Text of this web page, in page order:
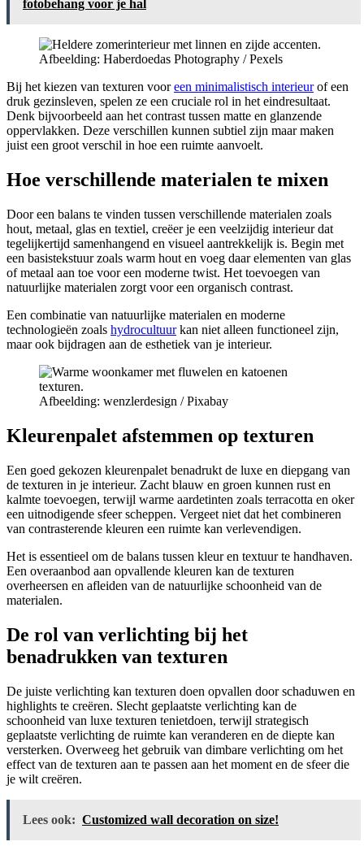
fotobehang voor je hal
Afbeelding: Haberdoedas Photography / Pexels
Bij het kiezen van texturen vooreen minimalistisch interieurof een
druk gezinsleven, spelen ze een cruciale rol in het eindresultaat.
Denk bijvoorbeeld aan het contrast tussen matte en glanzende
oppervlakken. Deze verschillen kunnen subtiel zijn maar maken
juist een groot verschil in hoe een ruimte aanvoelt.
Hoe verschillende materialen te mixen
Door een balans te vinden tussen verschillende materialen zoals
hout, metaal, glas en textiel, creëer je een veelzijdig interieur dat
tegelijkertijd samenhangend en visueel aantrekkelijk is. Begin met
een basistekstuur zoals warm hout en voeg daar elementen van glas
of metaal aan toe voor een moderne twist. Het toevoegen van
natuurlijke materialen zorgt voor een organisch contrast.
Een combinatie van natuurlijke materialen en moderne
technologieën zoals hydrocultuurkan niet alleen functioneel zijn,
maar ook bijdragen aan de esthetiek van je interieur.
Afbeelding: wenzlerdesign / Pixabay
Kleurenpalet afstemmen op texturen
Een goed gekozen kleurenpalet benadrukt de luxe en diepgang van
de texturen in je interieur. Zacht blauw en groen kunnen rust en
kalmte toevoegen, terwijl warme aardetinten zoals terracotta en oker
een uitnodigende sfeer scheppen. Vergeet niet dat het combineren
van contrasterende kleuren een ruimte kan verlevendigen.
Het is essentieel om de balans tussen kleur en textuur te handhaven.
Een overaanbod aan opvallende kleuren kan de texturen
overheersen en afleiden van de natuurlijke schoonheid van de
materialen.
De rol van verlichting bij het
benadrukken van texturen
De juiste verlichting kan texturen doen opvallen door schaduwen en
highlights te creëren. Slecht geplaatste verlichting kan de
schoonheid van luxe texturen tenietdoen, terwijl strategisch
geplaatste verlichting de ruimte kan veranderen en de diepte kan
versterken. Overweeg het gebruik van dimbare verlichting om het
effect van de texturen aan te passen aan het moment en de sfeer die
je wilt creëren.
Lees ook: Customized wall decoration on size!